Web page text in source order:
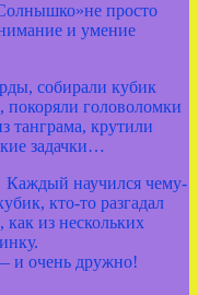
просто
и умение
собирали кубик
покоряли головоломки
танграма, крутили
задачки…
Каждый научился чему-
кто-то разгадал
из нескольких
и очень дружно!